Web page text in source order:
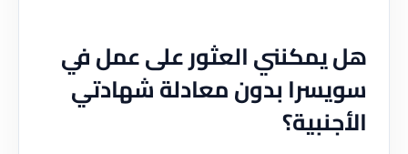
هل يمكنني العثور على عمل في
سويسرا بدون معادلة شهادتي
الأجنبية؟